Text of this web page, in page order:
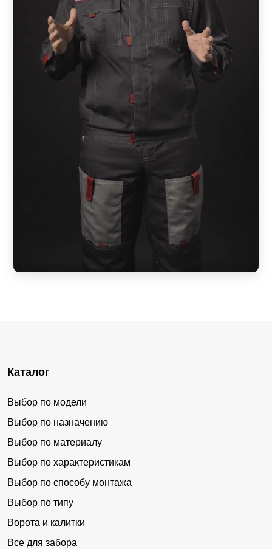
Каталог
Выбор по модели
Выбор по назначению
Выбор по материалу
Выбор по характеристикам
Выбор по способу монтажа
Выбор по типу
Ворота и калитки
Все для забора